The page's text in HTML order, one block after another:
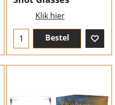
Klik hier
Bestel